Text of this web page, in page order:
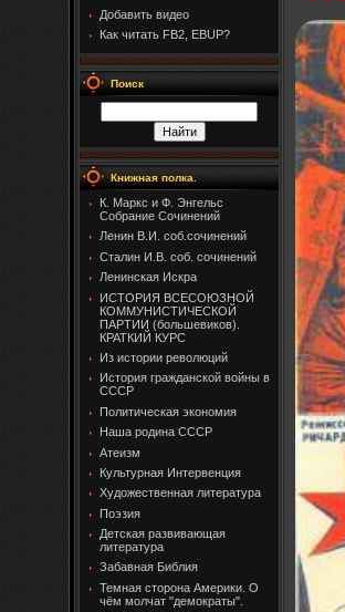
Добавить видео
Как читать FB2, EBUP?
Поиск
Книжная полка.
К. Маркс и Ф. Энгельс
Собрание Сочинений
Ленин В.И. соб.сочинений
Сталин И.В. соб. сочинений
Ленинская Искра
ИСТОРИЯ ВСЕСОЮЗНОЙ
КОММУНИСТИЧЕСКОЙ
ПАРТИИ (большевиков).
КРАТКИЙ КУРС
Из истории революций
История гражданской войны в
СССР
Политическая экономия
Наша родина СССР
Атеизм
Культурная Интервенция
Художественная литература
Поэзия
Детская развивающая
литература
Забавная Библия
Темная сторона Америки. О
чём молчат "демократы".